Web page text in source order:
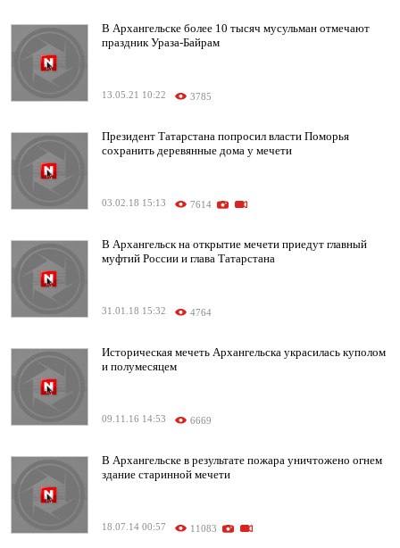
В Архангельске более 10 тысяч мусульман отмечают
праздник Ураза-Байрам
13.05.21 10:22 3785
Президент Татарстана попросил власти Поморья
сохранить деревянные дома у мечети
03.02.18 15:13 7614
В Архангельск на открытие мечети приедут главный
муфтий России и глава Татарстана
31.01.18 15:32 4764
Историческая мечеть Архангельска украсилась куполом
и полумесяцем
09.11.16 14:53 6669
В Архангельске в результате пожара уничтожено огнем
здание старинной мечети
18.07.14 00:57 11083